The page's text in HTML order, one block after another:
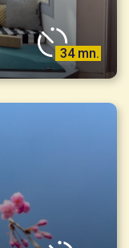
34 mn.